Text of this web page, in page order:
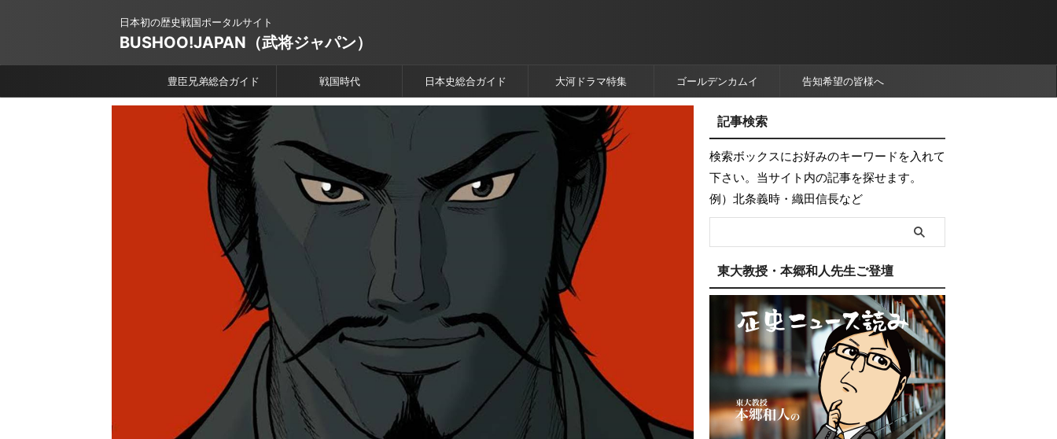
日本初の歴史戦国ポータルサイト
BUSHOO!JAPAN（武将ジャパン）
豊臣兄弟総合ガイド 戦国時代 日本史総合ガイド 大河ドラマ特集 ゴールデンカムイ 告知希望の皆様へ
記事検索
検索ボックスにお好みのキーワードを入れて
下さい。当サイト内の記事を探せます。
例）北条義時・織田信長など
東大教授・本郷和人先生ご登壇